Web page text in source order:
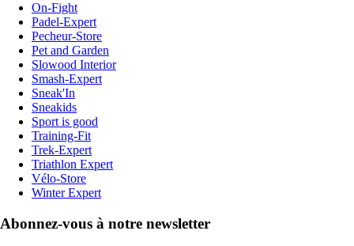
On-Fight
Padel-Expert
Pecheur-Store
Pet and Garden
Slowood Interior
Smash-Expert
Sneak'In
Sneakids
Sport is good
Training-Fit
Trek-Expert
Triathlon Expert
Vélo-Store
Winter Expert
Abonnez-vous à notre newsletter